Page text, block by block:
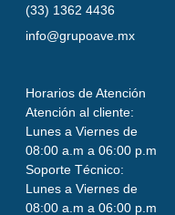
(33) 1362 4436
info@grupoave.mx
Horarios de Atención
Atención al cliente:
Lunes a Viernes de
08:00 a.m a 06:00 p.m
Soporte Técnico:
Lunes a Viernes de
08:00 a.m a 06:00 p.m